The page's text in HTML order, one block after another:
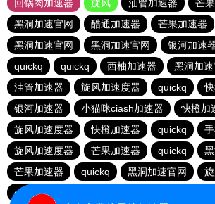
回锅肉加速器
旋风 油管加速器
芒
黑洞加速官网
酷通加速器 芒果加速器
黑洞加速官网
黑洞加速官网 银河加速
quickq
quickq 西柚加速器
黑洞加
油管加速器
旋风加速度器 quickq
银河加速器
小猫咪ciash加速器 快橙加
旋风加速度器
快橙加速器 quickq
旋风加速度器
芒果加速器 quickq
芒果加速器
quickq 黑洞加速官网
quickq